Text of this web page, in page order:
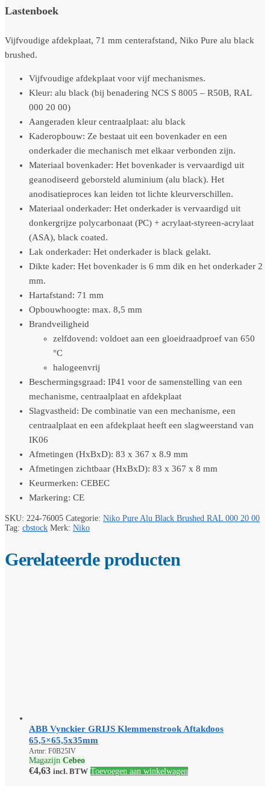
Lastenboek
Vijfvoudige afdekplaat, 71 mm centerafstand, Niko Pure alu black
brushed.
Vijfvoudige afdekplaat voor vijf mechanismes.
Kleur: alu black (bij benadering NCS S 8005 – R50B, RAL
000 20 00)
Aangeraden kleur centraalplaat: alu black
Kaderopbouw: Ze bestaat uit een bovenkader en een
onderkader die mechanisch met elkaar verbonden zijn.
Materiaal bovenkader: Het bovenkader is vervaardigd uit
geanodiseerd geborsteld aluminium (alu black). Het
anodisatieproces kan leiden tot lichte kleurverschillen.
Materiaal onderkader: Het onderkader is vervaardigd uit
donkergrijze polycarbonaat (PC) + acrylaat-styreen-acrylaat
(ASA), black coated.
Lak onderkader: Het onderkader is black gelakt.
Dikte kader: Het bovenkader is 6 mm dik en het onderkader 2
mm.
Hartafstand: 71 mm
Opbouwhoogte: max. 8,5 mm
Brandveiligheid
zelfdovend: voldoet aan een gloeidraadproef van 650
°C
halogeenvrij
Beschermingsgraad: IP41 voor de samenstelling van een
mechanisme, centraalplaat en afdekplaat
Slagvastheid: De combinatie van een mechanisme, een
centraalplaat en een afdekplaat heeft een slagweerstand van
IK06
Afmetingen (HxBxD): 83 x 367 x 8.9 mm
Afmetingen zichtbaar (HxBxD): 83 x 367 x 8 mm
Keurmerken: CEBEC
Markering: CE
SKU: 224-76005 Categorie: Niko Pure Alu Black Brushed RAL 000 20 00
Tag: cbstock Merk: Niko
Gerelateerde producten
ABB Vynckier GRIJS Klemmenstrook Aftakdoos
65,5×65,5x35mm
Artnr: F0B25IV
Magazijn Cebeo
€4,63 incl. BTW Toevoegen aan winkelwagen